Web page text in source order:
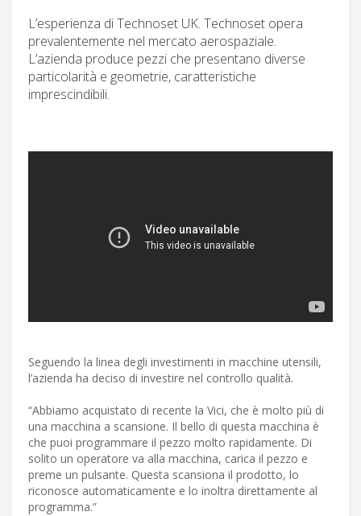
L’esperienza di Technoset UK. Technoset opera
prevalentemente nel mercato aerospaziale.
L’azienda produce pezzi che presentano diverse
particolarità e geometrie, caratteristiche
imprescindibili.
Seguendo la linea degli investimenti in macchine utensili,
l’azienda ha deciso di investire nel controllo qualità.
“Abbiamo acquistato di recente la Vici, che è molto più di
una macchina a scansione. Il bello di questa macchina è
che puoi programmare il pezzo molto rapidamente. Di
solito un operatore va alla macchina, carica il pezzo e
preme un pulsante. Questa scansiona il prodotto, lo
riconosce automaticamente e lo inoltra direttamente al
programma.”